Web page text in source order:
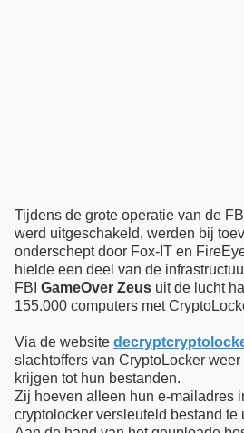
Tijdens de grote operatie van de
werd uitgeschakeld, werden bij
onderschept door Fox-IT en
hielde een deel van de
FBI GameOver Zeus uit de lucht
155.000 computers met
Via de website
slachtoffers van CryptoLocker
krijgen tot hun bestanden.
Zij hoeven alleen hun e-mailadres
cryptolocker versleuteld bestand te